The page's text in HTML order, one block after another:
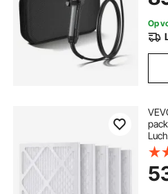
mm
thuis
Op